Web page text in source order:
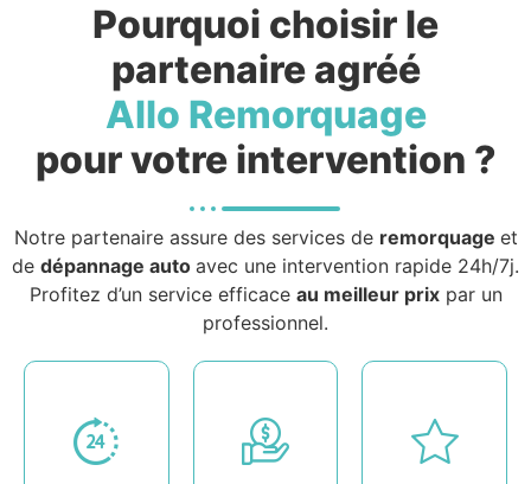
Pourquoi choisir le
partenaire agréé
Allo Remorquage
pour votre intervention ?
Notre partenaire assure des services de remorquage et
de dépannage auto avec une intervention rapide 24h/7j.
Profitez d’un service efficace au meilleur prixpar un
professionnel.